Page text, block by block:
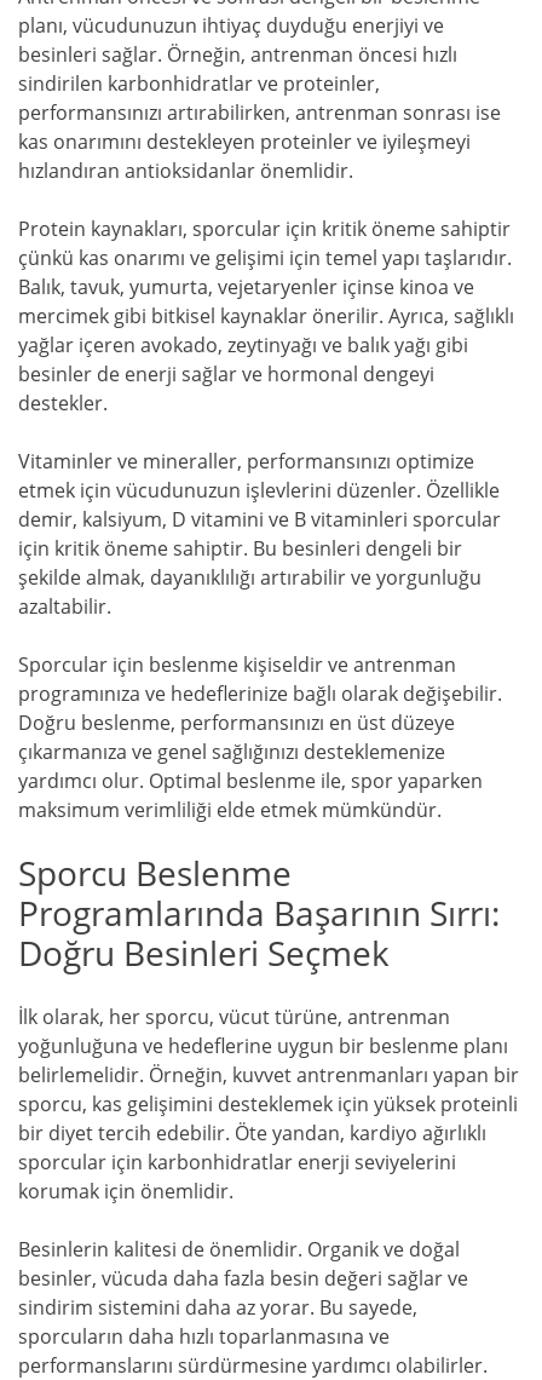
planı, vücudunuzun ihtiyaç duyduğu enerjiyi ve
besinleri sağlar. Örneğin, antrenman öncesi hızlı
sindirilen karbonhidratlar ve proteinler,
performansınızı artırabilirken, antrenman sonrası ise
kas onarımını destekleyen proteinler ve iyileşmeyi
hızlandıran antioksidanlar önemlidir.
Protein kaynakları, sporcular için kritik öneme sahiptir
çünkü kas onarımı ve gelişimi için temel yapı taşlarıdır.
Balık, tavuk, yumurta, vejetaryenler içinse kinoa ve
mercimek gibi bitkisel kaynaklar önerilir. Ayrıca, sağlıklı
yağlar içeren avokado, zeytinyağı ve balık yağı gibi
besinler de enerji sağlar ve hormonal dengeyi
destekler.
Vitaminler ve mineraller, performansınızı optimize
etmek için vücudunuzun işlevlerini düzenler. Özellikle
demir, kalsiyum, D vitamini ve B vitaminleri sporcular
için kritik öneme sahiptir. Bu besinleri dengeli bir
şekilde almak, dayanıklılığı artırabilir ve yorgunluğu
azaltabilir.
Sporcular için beslenme kişiseldir ve antrenman
programınıza ve hedeflerinize bağlı olarak değişebilir.
Doğru beslenme, performansınızı en üst düzeye
çıkarmanıza ve genel sağlığınızı desteklemenize
yardımcı olur. Optimal beslenme ile, spor yaparken
maksimum verimliliği elde etmek mümkündür.
Sporcu Beslenme
Programlarında Başarının Sırrı:
Doğru Besinleri Seçmek
İlk olarak, her sporcu, vücut türüne, antrenman
yoğunluğuna ve hedeflerine uygun bir beslenme planı
belirlemelidir. Örneğin, kuvvet antrenmanları yapan bir
sporcu, kas gelişimini desteklemek için yüksek proteinli
bir diyet tercih edebilir. Öte yandan, kardiyo ağırlıklı
sporcular için karbonhidratlar enerji seviyelerini
korumak için önemlidir.
Besinlerin kalitesi de önemlidir. Organik ve doğal
besinler, vücuda daha fazla besin değeri sağlar ve
sindirim sistemini daha az yorar. Bu sayede,
sporcuların daha hızlı toparlanmasına ve
performanslarını sürdürmesine yardımcı olabilirler.